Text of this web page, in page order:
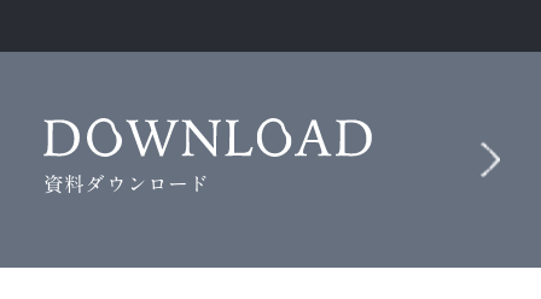
資料ダウンロード